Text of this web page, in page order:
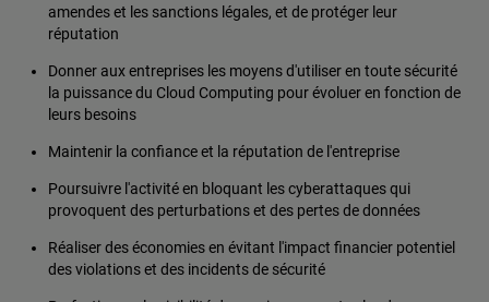
amendes et les sanctions légales, et de protéger leur
réputation
Donner aux entreprises les moyens d'utiliser en toute sécurité
la puissance du Cloud Computing pour évoluer en fonction de
leurs besoins
Maintenir la confiance et la réputation de l'entreprise
Poursuivre l'activité en bloquant les cyberattaques qui
provoquent des perturbations et des pertes de données
Réaliser des économies en évitant l'impact financier potentiel
des violations et des incidents de sécurité